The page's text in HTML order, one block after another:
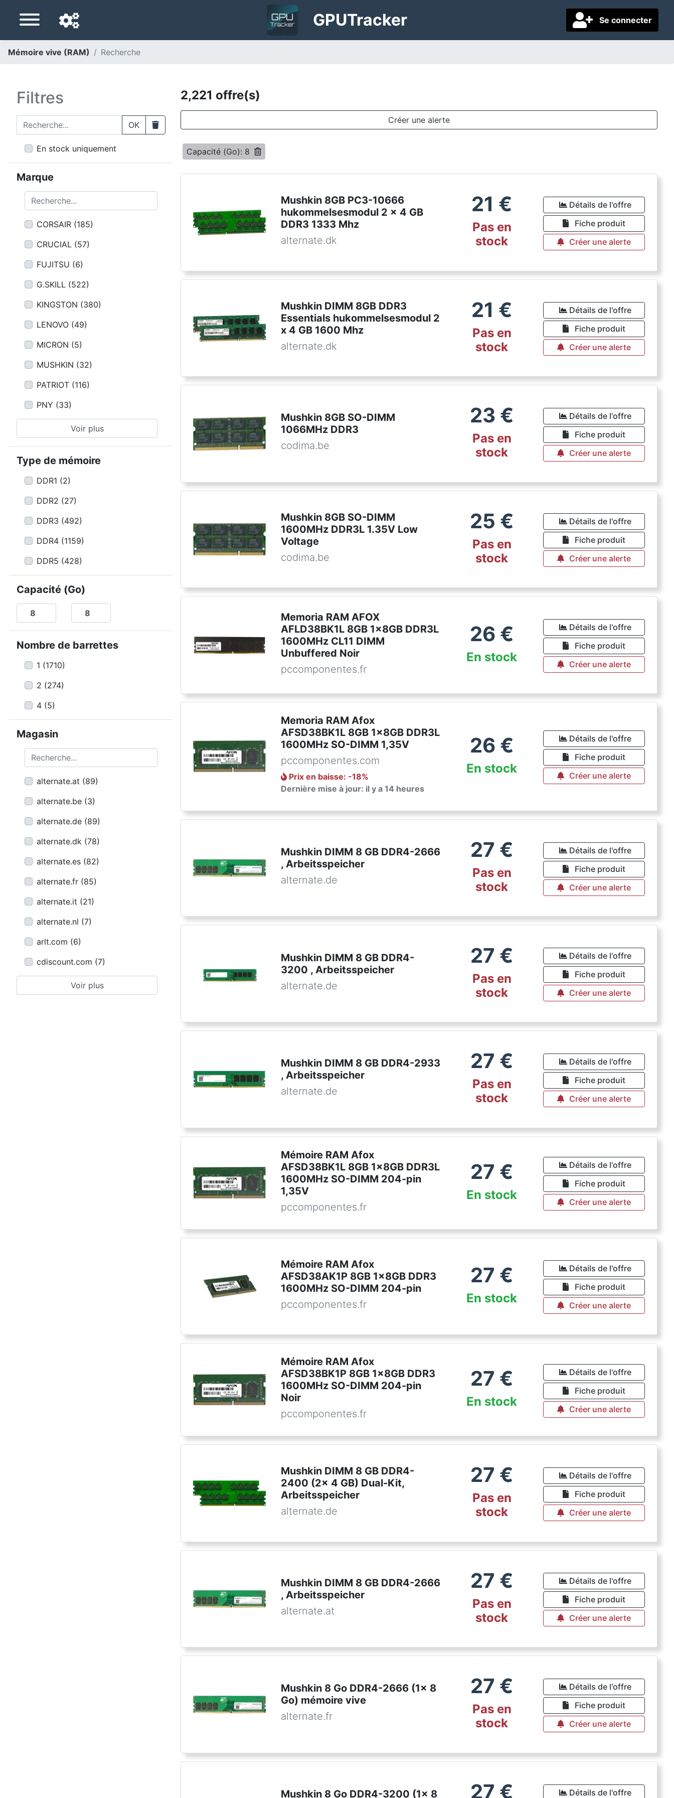
Se connecter
GPUTracker
Pays de livraison
Accueil
Baisses de prix
Paramètres
Soutenez-nous
Contactez-nous
Conditions
Catégories
Mémoire vive (RAM) Recherche
Filtres
Recherche... OK Clear
En stock uniquement
Marque
Recherche...
CORSAIR (185)
CRUCIAL (57)
FUJITSU (6)
G.SKILL (522)
KINGSTON (380)
LENOVO (49)
MICRON (5)
MUSHKIN (32)
PATRIOT (116)
PNY (33)
Voir plus
Type de mémoire
DDR1 (2)
DDR2 (27)
DDR3 (492)
DDR4 (1159)
DDR5 (428)
Capacité (Go)
Nombre de barrettes
1 (1710)
2 (274)
4 (5)
Magasin
Recherche...
alternate.at (89)
alternate.be (3)
alternate.de (89)
alternate.dk (78)
alternate.es (82)
alternate.fr (85)
alternate.it (21)
alternate.nl (7)
arlt.com (6)
cdiscount.com (7)
Voir plus
2,221 offre(s)
Créer une alerte
Capacité (Go): 8
Mushkin 8GB PC3-10666
hukommelsesmodul 2 x 4 GB
DDR3 1333 Mhz
alternate.dk
21 €
Pas en
stock
Détails de l'offre
Fiche produit
Créer une alerte
Mushkin DIMM 8GB DDR3
Essentials hukommelsesmodul 2
x 4 GB 1600 Mhz
alternate.dk
21 €
Pas en
stock
Détails de l'offre
Fiche produit
Créer une alerte
Mushkin 8GB SO-DIMM
1066MHz DDR3
codima.be
23 €
Pas en
stock
Détails de l'offre
Fiche produit
Créer une alerte
Mushkin 8GB SO-DIMM
1600MHz DDR3L 1.35V Low
Voltage
codima.be
25 €
Pas en
stock
Détails de l'offre
Fiche produit
Créer une alerte
Memoria RAM AFOX
AFLD38BK1L 8GB 1x8GB DDR3L
1600MHz CL11 DIMM
Unbuffered Noir
pccomponentes.fr
26 €
En stock
Détails de l'offre
Fiche produit
Créer une alerte
Memoria RAM Afox
AFSD38BK1L 8GB 1x8GB DDR3L
1600MHz SO-DIMM 1,35V
pccomponentes.com
Prix en baisse: -18%
Dernière mise à jour: il y a 14 heures
26 €
En stock
Détails de l'offre
Fiche produit
Créer une alerte
Mushkin DIMM 8 GB DDR4-2666
, Arbeitsspeicher
alternate.de
27 €
Pas en
stock
Détails de l'offre
Fiche produit
Créer une alerte
Mushkin DIMM 8 GB DDR4-
3200 , Arbeitsspeicher
alternate.de
27 €
Pas en
stock
Détails de l'offre
Fiche produit
Créer une alerte
Mushkin DIMM 8 GB DDR4-2933
, Arbeitsspeicher
alternate.de
27 €
Pas en
stock
Détails de l'offre
Fiche produit
Créer une alerte
Mémoire RAM Afox
AFSD38BK1L 8GB 1x8GB DDR3L
1600MHz SO-DIMM 204-pin
1,35V
pccomponentes.fr
27 €
En stock
Détails de l'offre
Fiche produit
Créer une alerte
Mémoire RAM Afox
AFSD38AK1P 8GB 1x8GB DDR3
1600MHz SO-DIMM 204-pin
pccomponentes.fr
27 €
En stock
Détails de l'offre
Fiche produit
Créer une alerte
Mémoire RAM Afox
AFSD38BK1P 8GB 1x8GB DDR3
1600MHz SO-DIMM 204-pin
Noir
pccomponentes.fr
27 €
En stock
Détails de l'offre
Fiche produit
Créer une alerte
Mushkin DIMM 8 GB DDR4-
2400 (2x 4 GB) Dual-Kit,
Arbeitsspeicher
alternate.de
27 €
Pas en
stock
Détails de l'offre
Fiche produit
Créer une alerte
Mushkin DIMM 8 GB DDR4-2666
, Arbeitsspeicher
alternate.at
27 €
Pas en
stock
Détails de l'offre
Fiche produit
Créer une alerte
Mushkin 8 Go DDR4-2666 (1x 8
Go) mémoire vive
alternate.fr
27 €
Pas en
stock
Détails de l'offre
Fiche produit
Créer une alerte
Mushkin 8 Go DDR4-3200 (1x 8 27 € Détails de l'offre